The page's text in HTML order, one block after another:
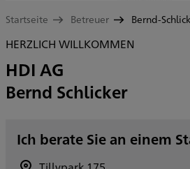
Startseite Betreuer Bernd-
HERZLICH WILLKOMMEN
HDI AG
Bernd Schlicker
Ich berate Sie an einem